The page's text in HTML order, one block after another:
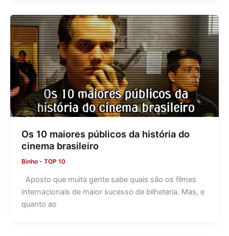
Os 10 maiores públicos da história do
cinema brasileiro
Binho - TOP 10
Aposto que muita gente sabe quais são os filmes
internacionais de maior sucesso de bilheteria. Mas, e
quanto ao